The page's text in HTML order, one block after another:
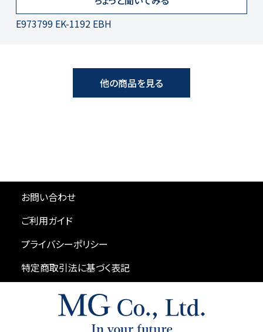
E973799 EK-1192 EBH
他の商品を見る
お問い合わせ
ご利用ガイド
プライバシーポリシー
特定商取引法に基づく表記